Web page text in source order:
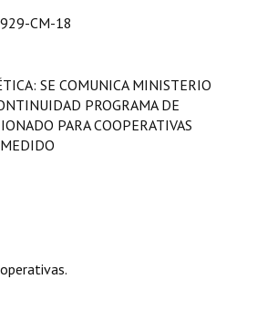
CM-18
SE COMUNICA MINISTERIO
PROGRAMA DE
PARA COOPERATIVAS